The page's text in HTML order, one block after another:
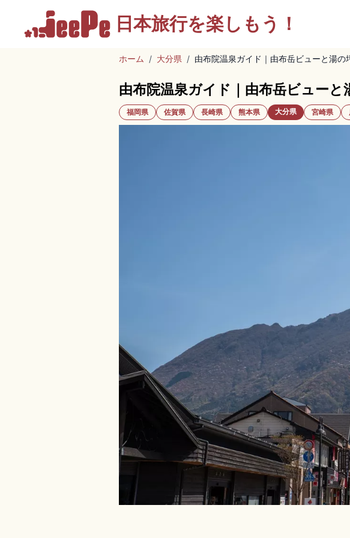
日本旅行を楽しもう！
ホーム / 大分県 / 由布院温泉ガイド｜由布岳ビューと湯の
由布院温泉ガイド｜由布岳ビューと
福岡県 佐賀県 長崎県 熊本県 大分県 宮崎県